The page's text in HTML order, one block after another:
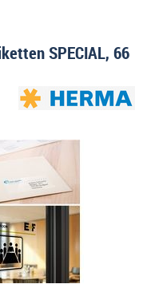
SPECIAL, 66